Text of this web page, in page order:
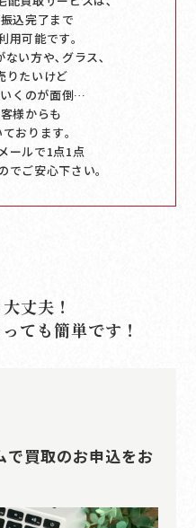
込完了まで
用可能です｡
い方や､グラス､
りたいけど
くのが面倒…
様からも
おります｡
ールで1点1点
でご安心下さい｡
丈夫！
ても簡単です！
で買取のお申込をお